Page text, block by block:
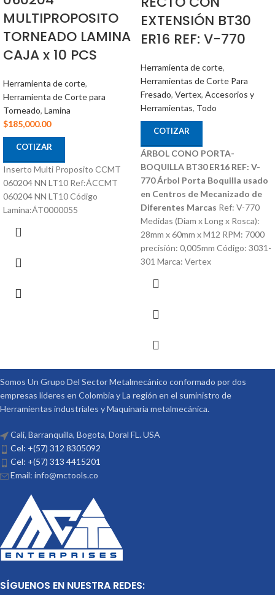
MULTIPROPOSITO
TORNEADO LAMINA
CAJA x 10 PCS
Herramienta de corte,
Herramienta de Corte para
Torneado, Lamina
$185,000.00
COTIZAR
Inserto Multi Proposito CCMT
060204 NN LT10 Ref:ÁCCMT
060204 NN LT10 Código
Lamina:ÁT0000055
EXTENSIÓN BT30
ER16 REF: V-770
Herramienta de corte,
Herramientas de Corte Para
Fresado, Vertex, Accesorios y
Herramientas, Todo
COTIZAR
ÁRBOL CONO PORTA-
BOQUILLA BT30 ER16 REF: V-
770Árbol Porta Boquilla usado
en Centros de Mecanizado de
Diferentes Marcas Ref: V-770
Medidas (Diam x Long x Rosca):
28mm x 60mm x M12 RPM: 7000
precisión: 0,005mm Código: 3031-
301 Marca: Vertex
Somos Un Grupo Del Sector Metalmecánico conformado por dos
empresas lideres en Colombia y La región en el suministro de
Herramientas industriales y Maquinaria metalmecánica.
Cali, Barranquilla, Bogota, Doral FL. USA
Cel: +(57) 312 8305092
Cel: +(57) 313 4415201
Email: info@mctools.co
SÍGUENOS EN NUESTRA REDES: